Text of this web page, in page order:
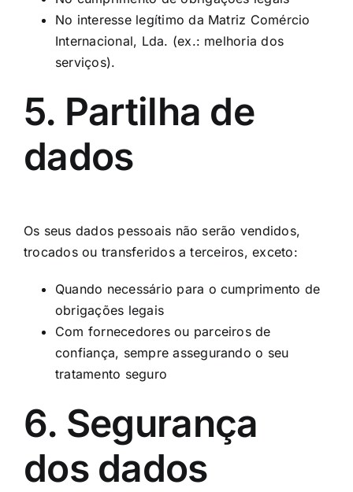
No interesse legítimo da Matriz Comércio
Internacional, Lda. (ex.: melhoria dos
serviços).
5. Partilha de
dados
Os seus dados pessoais não serão vendidos,
trocados ou transferidos a terceiros, exceto:
Quando necessário para o cumprimento de
obrigações legais
Com fornecedores ou parceiros de
confiança, sempre assegurando o seu
tratamento seguro
6. Segurança
dos dados